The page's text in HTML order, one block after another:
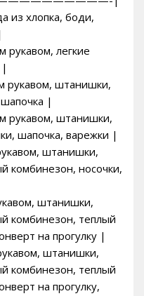
из хлопка, боди,
рукавом, легкие
рукавом, штанишки,
|
рукавом, штанишки,
шапочка, варежки |
штанишки,
комбинезон, носочки,
штанишки,
комбинезон, теплый
на прогулку |
штанишки,
комбинезон, теплый
на прогулку,